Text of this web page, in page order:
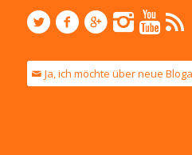
Ja, ich möchte über neue